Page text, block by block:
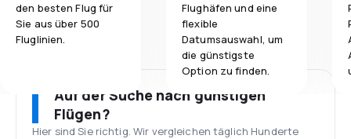
den besten Flug für
Sie aus über 500
Fluglinien.
Flughäfen und eine
flexible
Datumsauswahl, um
die günstigste
Option zu finden.
Auf der Suche nach günstigen
Flügen?
Hier sind Sie richtig. Wir vergleichen täglich Hunderte